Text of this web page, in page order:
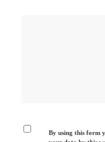
By using this form